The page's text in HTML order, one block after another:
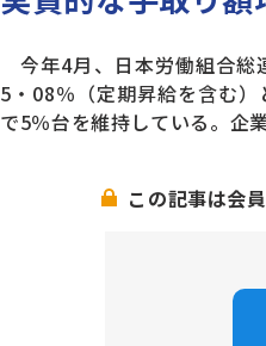
今年4月、日本労働組合総
5・08％（定期昇給を含む
で5％台を維持している。企
この記事は会員